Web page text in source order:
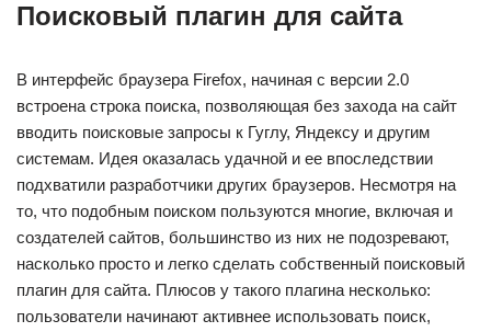
Поисковый плагин для сайта
В интерфейс браузера Firefox, начиная с версии 2.0
встроена строка поиска, позволяющая без захода на сайт
вводить поисковые запросы к Гуглу, Яндексу и другим
системам. Идея оказалась удачной и ее впоследствии
подхватили разработчики других браузеров. Несмотря на
то, что подобным поиском пользуются многие, включая и
создателей сайтов, большинство из них не подозревают,
насколько просто и легко сделать собственный поисковый
плагин для сайта. Плюсов у такого плагина несколько:
пользователи начинают активнее использовать поиск,